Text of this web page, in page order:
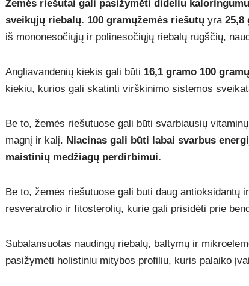
Žemės riešutai gali pasižymėti dideliu
sveikųjų riebalų. 100 gramųžemės riešutųyra 25,8
iš mononesočiųjų ir polinesočiųjų riebalų rūgščių,
Angliavandenių kiekis gali būti 16,1 gramo 100 gramų
kiekiu, kurios gali skatinti virškinimo sistemos
Be to, žemės riešutuose gali būti svarbiausių
magnį ir kalį. Niacinas gali būti labai svarbus
maistinių medžiagų perdirbimui.
Be to, žemės riešutuose gali būti daug antioksidantų
resveratrolio ir fitosterolių, kurie gali prisidėti prie
Subalansuotas naudingų riebalų, baltymų ir
pasižymėti holistiniu mitybos profiliu, kuris palaiko